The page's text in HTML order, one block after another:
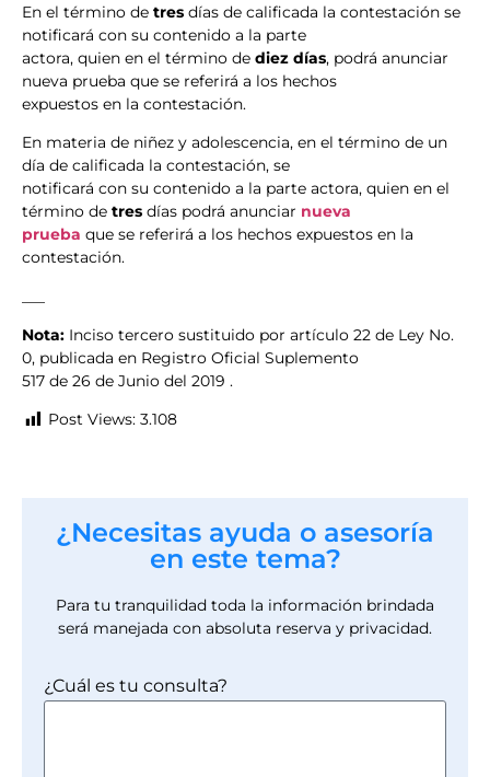
En el término de tres días de calificada la contestación se
notificará con su contenido a la parte
actora, quien en el término de diez días, podrá anunciar
nueva prueba que se referirá a los hechos
expuestos en la contestación.
En materia de niñez y adolescencia, en el término de un
día de calificada la contestación, se
notificará con su contenido a la parte actora, quien en el
término de tres días podrá anunciar nueva
prueba que se referirá a los hechos expuestos en la
contestación.
Nota: Inciso tercero sustituido por artículo 22 de Ley No.
0, publicada en Registro Oficial Suplemento
517 de 26 de Junio del 2019 .
Post Views: 3.108
¿Necesitas ayuda o asesoría
en este tema?
Para tu tranquilidad toda la información brindada
será manejada con absoluta reserva y privacidad.
¿Cuál es tu consulta?